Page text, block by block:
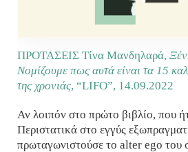
ΠΡΟΤΑΣΕΙΣ Τίνα Μανδηλαρά,
Νομίζουμε πως αυτά είναι τα 15
της χρονιάς, “LIFO”, 14.09.2022
Αν λοιπόν στο πρώτο βιβλίο, που
Περιστατικά στο εγγύς
πρωταγωνιστούσε το alter ego του